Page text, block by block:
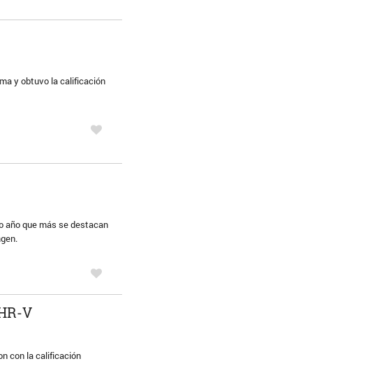
y obtuvo la calificación
año que más se destacan
V
con la calificación